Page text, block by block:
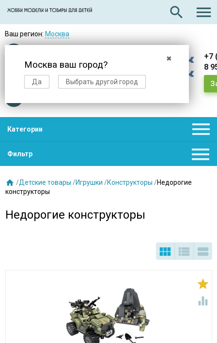
search 
Ваш регион: Москва
✖
Москва ваш город?
Да Выбрать другой город
Доставкав день заказа
+7
8
Категории 
Фильтр 
 /Детские товары /Игрушки /Конструкторы /Недорогие
конструкторы
Недорогие конструкторы
  

